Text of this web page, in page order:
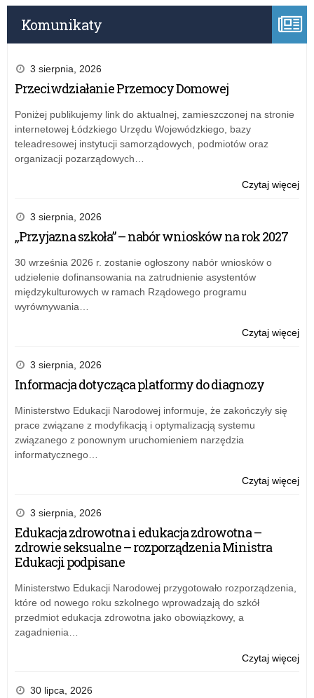
Komunikaty
3 sierpnia, 2026
Przeciwdziałanie Przemocy Domowej
Poniżej publikujemy link do aktualnej, zamieszczonej na stronie
internetowej Łódzkiego Urzędu Wojewódzkiego, bazy
teleadresowej instytucji samorządowych, podmiotów oraz
organizacji pozarządowych…
Czytaj więcejo:
3 sierpnia, 2026
„Przyjazna szkoła” – nabór wniosków na rok 2027
30 września 2026 r. zostanie ogłoszony nabór wniosków o
udzielenie dofinansowania na zatrudnienie asystentów
międzykulturowych w ramach Rządowego programu
wyrównywania…
Czytaj więcejo:
3 sierpnia, 2026
Informacja dotycząca platformy do diagnozy
Ministerstwo Edukacji Narodowej informuje, że zakończyły się
prace związane z modyfikacją i optymalizacją systemu
związanego z ponownym uruchomieniem narzędzia
informatycznego…
Czytaj więcejo:
3 sierpnia, 2026
Edukacja zdrowotna i edukacja zdrowotna –
zdrowie seksualne – rozporządzenia Ministra
Edukacji podpisane
Ministerstwo Edukacji Narodowej przygotowało rozporządzenia,
które od nowego roku szkolnego wprowadzają do szkół
przedmiot edukacja zdrowotna jako obowiązkowy, a
zagadnienia…
Czytaj więcejo:
30 lipca, 2026